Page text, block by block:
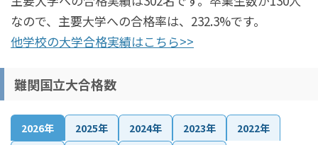
なので、主要大学への合格率は、232.3%です。
他学校の大学合格実績はこちら>>
難関国立大合格数
2026年 2025年 2024年 2023年
2022年